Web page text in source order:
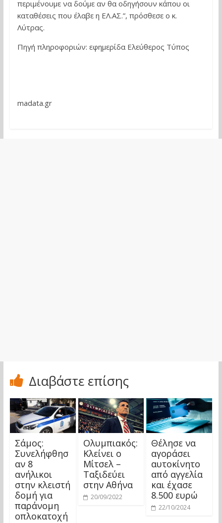
περιμένουμε να δούμε αν θα οδηγήσουν κάπου οι
καταθέσεις που έλαβε η ΕΛ.ΑΣ.”, πρόσθεσε ο κ.
Λύτρας.
Πηγή πληροφοριών: εφημερίδα Ελεύθερος Τύπος
madata.gr
Διαβάστε επίσης
Σάμος:
Συνελήφθησ
αν 8
ανήλικοι
στην κλειστή
δομή για
παράνομη
οπλοκατοχή
Ολυμπιακός:
Κλείνει ο
Μίτσελ –
Ταξιδεύει
στην Αθήνα
20/09/2022
Θέλησε να
αγοράσει
αυτοκίνητο
από αγγελία
και έχασε
8.500 ευρώ
22/10/2024